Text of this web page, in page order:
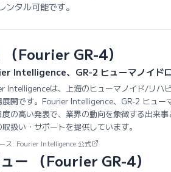
タル可能です。
（Fourier GR-4）
Intelligence、GR-2 ヒューマノイド
Intelligenceは、上海のヒューマノイド/リハ
展開です。Fourier Intelligence、GR-2 ヒュ
度の高い発表で、業界の動向を象徴する出来
扱い・サポートを提供しています。
ス: Fourier Intelligence 公式
ー （Fourier GR-4）